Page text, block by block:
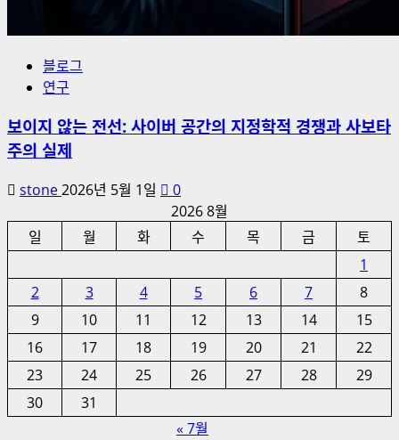
블로그
연구
보이지 않는 전선: 사이버 공간의 지정학적 경쟁과 사보타
주의 실제
stone2026년 5월 1일
0
2026 8월
일
월 화 수 목 금
토
1
2
3 4 5 6 7
8
9
10 11 12 13 14
15
16
17 18 19 20 21
22
23
24 25 26 27 28
29
30
31
« 7월